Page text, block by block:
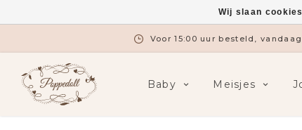
Voor 15:00 uur besteld,
Baby Meisjes
Wij slaan